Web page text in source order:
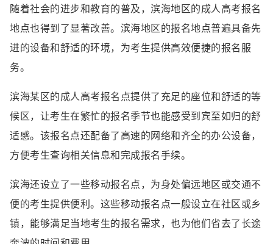
随着社会的进步和教育的普及，滨海地区的成人高考报名
地点也得到了显著改善。滨海地区的报名地点普遍具备先
进的设备和舒适的环境，为考生提供高效便捷的报名服
务。
滨海某区的成人高考报名点提供了充足的座位和舒适的等
候区，让考生在繁忙的报名季节也能感受到宾至如归的舒
适感。该报名点还配备了高速的网络和齐全的办公设备，
方便考生查询相关信息和完成报名手续。
滨海还设立了一些移动报名点，为身处偏远地区或交通不
便的考生提供便利。这些移动报名点一般设立在社区或乡
镇，能够满足当地考生的报名需求，也为他们省去了长途